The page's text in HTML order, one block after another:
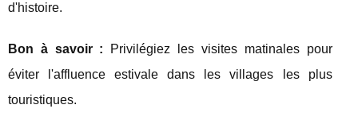
d'histoire.
Bon à savoir : Privilégiez les visites matinales pour
éviter l'affluence estivale dans les villages les plus
touristiques.